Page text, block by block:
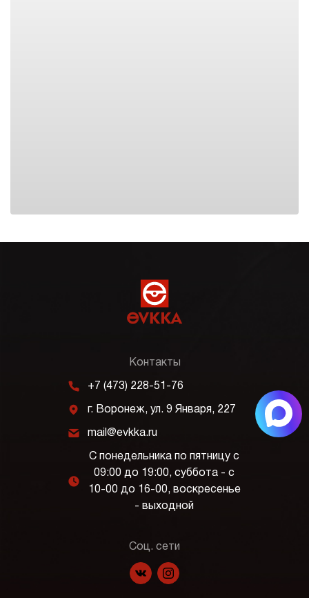
Контакты
m +7 (473) 228-51-76
j г. Воронеж, ул. 9 Января, 227
k mail@evkka.ru
l
С понедельника по пятницу с
09:00 до 19:00, суббота - с
10-00 до 16-00, воскресенье
- выходной
Соц. сети
f p